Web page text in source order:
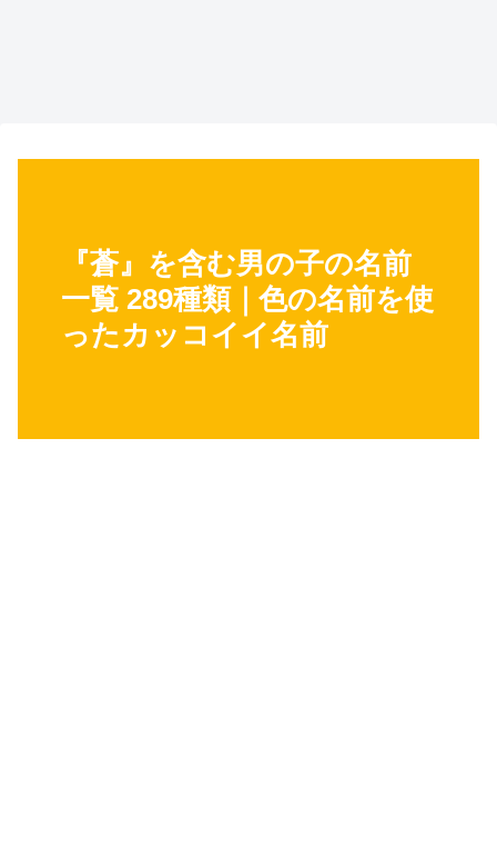
『蒼』を含む男の子の名前
一覧 289種類｜色の名前を使
ったカッコイイ名前